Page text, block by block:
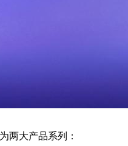
两大产品系列：